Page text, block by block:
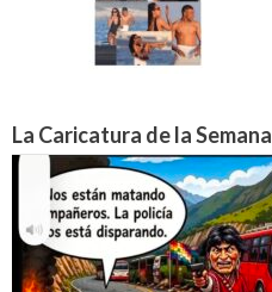
La Caricatura de la Semana